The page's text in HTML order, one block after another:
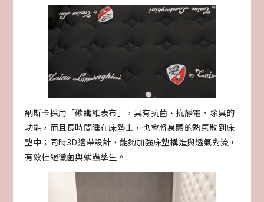
納斯卡採用「碳纖維表布」，具有抗菌、抗靜電、除臭的
功能，而且長時間睡在床墊上，也會將身體的熱氣散到床
墊中；同時3D邊帶設計，能夠加強床墊構造與透氣對流，
有效杜絕黴菌與螨蟲孳生。